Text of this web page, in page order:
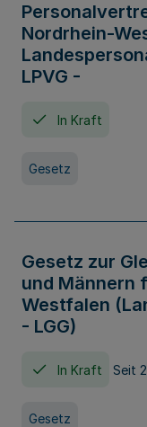
Nordrhein-
LPVG -
In Kraft
Gesetz
Gesetz zur
und Männern
Westfalen
- LGG)
In Kraft Seit
Gesetz